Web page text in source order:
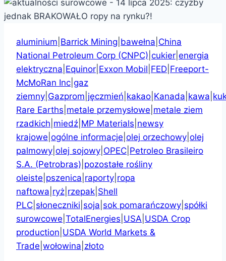
aluminium Barrick Mining bawełna China
National Petroleum Corp (CNPC) cukier energia
elektryczna Equinor Exxon Mobil FED Freeport-
McMoRan Inc gaz
ziemny Gazprom jęczmień kakao Kanada kawa
Rare Earths metale przemysłowe metale ziem
rzadkich miedź MP Materials newsy
krajowe ogólne informacje olej orzechowy olej
palmowy olej sojowy OPEC Petroleo Brasileiro
S.A. (Petrobras) pozostałe rośliny
oleiste pszenica raporty ropa
naftowa ryż rzepak Shell
PLC słoneczniki soja sok pomarańczowy spółki
surowcowe TotalEnergies USA USDA Crop
production USDA World Markets &
Trade wołowina złoto